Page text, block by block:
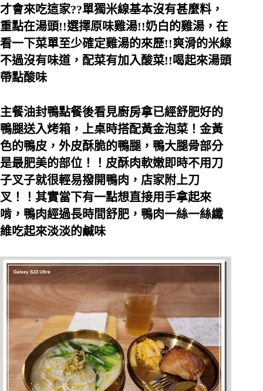
才會來吃這家??單獨米線基本沒有甚麼料，
重點在湯頭!!選擇原味雞湯!!奶白的雞湯，在
看一下菜單至少確定雞湯的來歷!!爽滑的米線
不過沒有味道，配菜有加入酸菜!!喝起來湯頭
帶點酸味
主餐油封鴨點餐後看見廚房拿已經舒肥好的
鴨腿送入烤箱，上桌時搭配黃金泡菜！金黃
色的鴨皮，外皮酥脆的鴨腿，鴨大腿骨部分
是最肥美的部位！！皮酥肉軟嫩即時不用刀
子叉子就很輕易撥開鴨肉，店家附上刀
叉！！其實當下有一點想直接用手拿起來
啃，鴨肉經過長時間舒肥，鴨肉一絲一絲纖
維吃起來淡淡的鹹味